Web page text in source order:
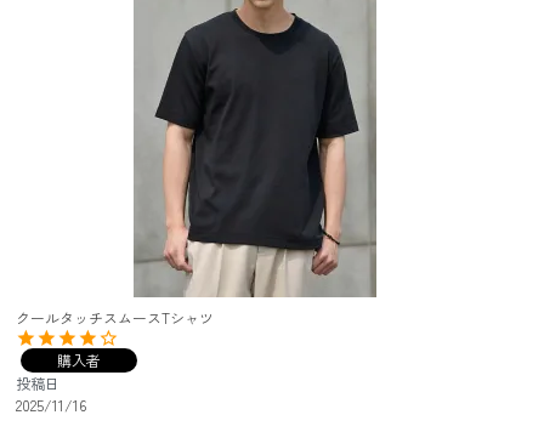
クールタッチスムースTシャツ
購入者
投稿日
2025/11/16